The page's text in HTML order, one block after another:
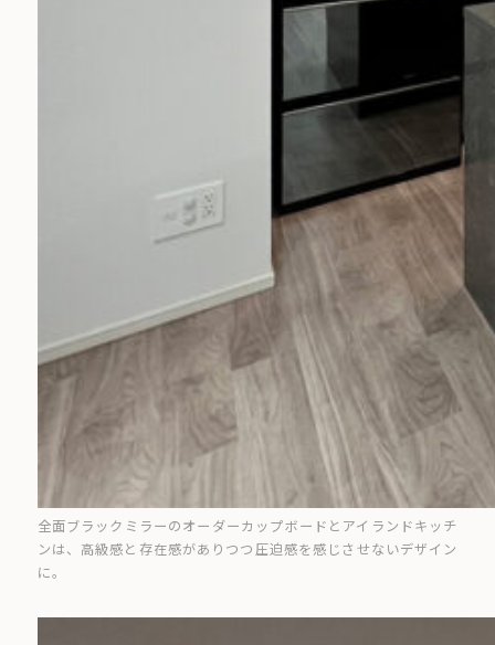
全面ブラックミラーのオーダーカップボードとアイランドキッチ
ンは、高級感と存在感がありつつ圧迫感を感じさせないデザイン
に。